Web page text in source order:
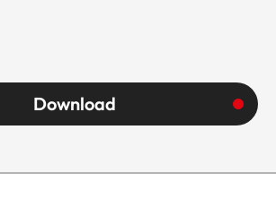
700 g
Download